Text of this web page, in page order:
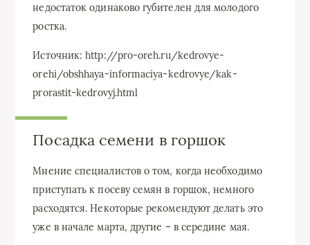
недостаток одинаково губителен для молодого
ростка.
Источник: http://pro-oreh.ru/kedrovye-
orehi/obshhaya-informaciya-kedrovye/kak-
prorastit-kedrovyj.html
Посадка семени в горшок
Мнение специалистов о том, когда необходимо
приступать к посеву семян в горшок, немного
расходятся. Некоторые рекомендуют делать это
уже в начале марта, другие – в середине мая.